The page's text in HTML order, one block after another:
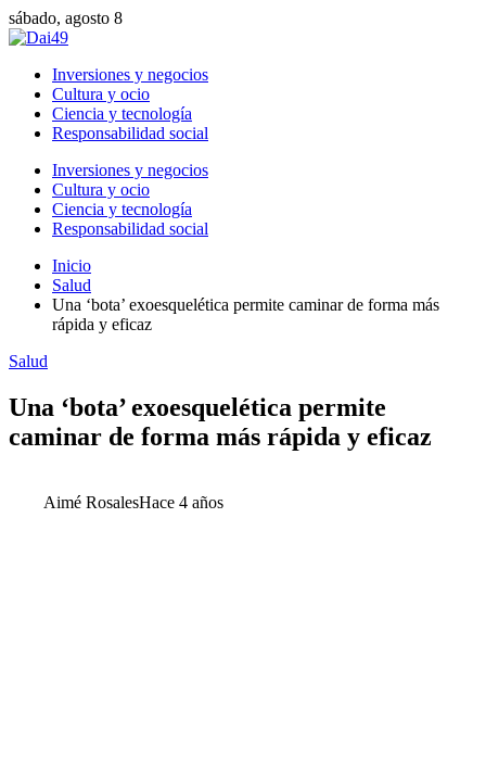
sábado, agosto 8
Inversiones y negocios
Cultura y ocio
Ciencia y tecnología
Responsabilidad social
Inversiones y negocios
Cultura y ocio
Ciencia y tecnología
Responsabilidad social
Inicio
Salud
Una ‘bota’ exoesquelética permite caminar de forma más
rápida y eficaz
Salud
Una ‘bota’ exoesquelética permite
caminar de forma más rápida y eficaz
Aimé RosalesHace 4 años